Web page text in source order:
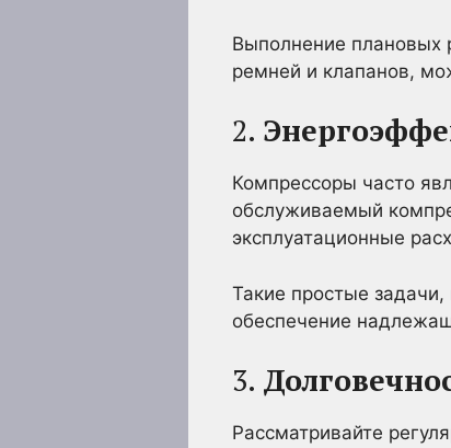
Выполнение плановых
ремней и клапанов,
2.
Компрессоры часто
обслуживаемый
эксплуатационные
Такие простые задачи,
обеспечение
3.
Рассматривайте